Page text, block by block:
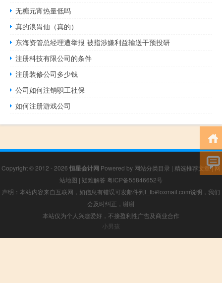
无糖元宵热量低吗
真的浪胃仙（真的）
东海资管总经理遭举报 被指涉嫌利益输送干预投研
注册科技有限公司的条件
注册装修公司多少钱
公司如何注销职工社保
如何注册游戏公司
Copyright © 2012 - 2026 恒星会计网 Powered by 网站分类目录 | 精选推荐文章|网
站地图 | 疑难解答 粤ICP备55846652号
声明：本站内容来自互联网，如信息有错误可发邮件到f_fb#foxmail.com说明，我们
会及时纠正，谢谢
本站仅为个人兴趣爱好，不接盈利性广告及商业合作
小男孩